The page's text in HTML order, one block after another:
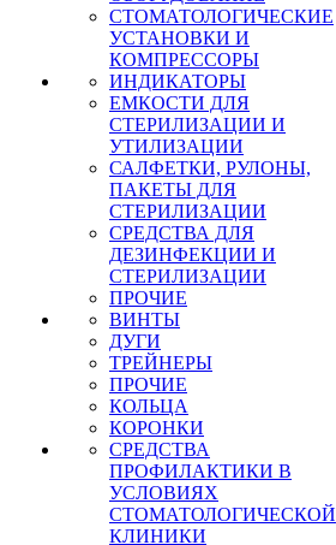
СТОМАТОЛОГИЧЕСКИЕ
УСТАНОВКИ И
КОМПРЕССОРЫ
ИНДИКАТОРЫ
ЕМКОСТИ ДЛЯ
СТЕРИЛИЗАЦИИ И
УТИЛИЗАЦИИ
САЛФЕТКИ, РУЛОНЫ,
ПАКЕТЫ ДЛЯ
СТЕРИЛИЗАЦИИ
СРЕДСТВА ДЛЯ
ДЕЗИНФЕКЦИИ И
СТЕРИЛИЗАЦИИ
ПРОЧИЕ
ВИНТЫ
ДУГИ
ТРЕЙНЕРЫ
ПРОЧИЕ
КОЛЬЦА
КОРОНКИ
СРЕДСТВА
ПРОФИЛАКТИКИ В
УСЛОВИЯХ
СТОМАТОЛОГИЧЕСКОЙ
КЛИНИКИ